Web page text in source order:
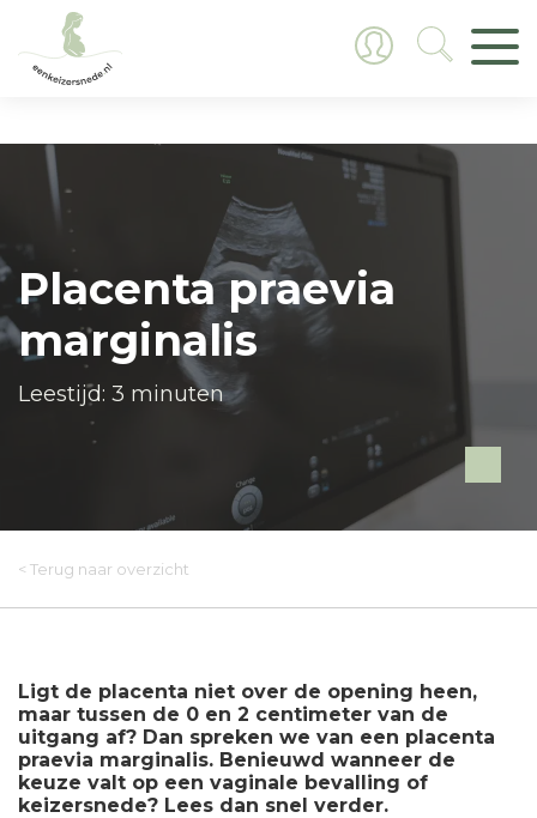
Placenta praevia
marginalis
Leestijd: 3 minuten
< Terug naar overzicht
Ligt de placenta niet over de opening heen,
maar tussen de 0 en 2 centimeter van de
uitgang af? Dan spreken we van een placenta
praevia marginalis. Benieuwd wanneer de
keuze valt op een vaginale bevalling of
keizersnede? Lees dan snel verder.